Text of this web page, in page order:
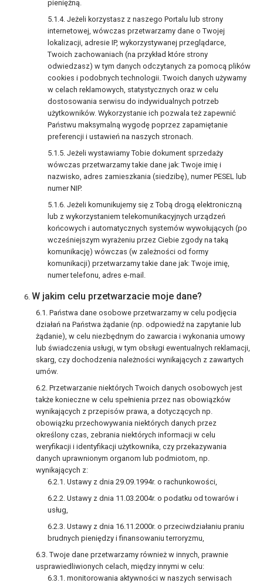
pieniężną.
Jeżeli korzystasz z naszego Portalu lub strony
internetowej, wówczas przetwarzamy dane o Twojej
lokalizacji, adresie IP, wykorzystywanej przeglądarce,
Twoich zachowaniach (na przykład które strony
odwiedzasz) w tym danych odczytanych za pomocą plików
cookies i podobnych technologii. Twoich danych używamy
w celach reklamowych, statystycznych oraz w celu
dostosowania serwisu do indywidualnych potrzeb
użytkowników. Wykorzystanie ich pozwala też zapewnić
Państwu maksymalną wygodę poprzez zapamiętanie
preferencji i ustawień na naszych stronach.
Jeżeli wystawiamy Tobie dokument sprzedaży
wówczas przetwarzamy takie dane jak: Twoje imię i
nazwisko, adres zamieszkania (siedzibę), numer PESEL lub
numer NIP.
Jeżeli komunikujemy się z Tobą drogą elektroniczną
lub z wykorzystaniem telekomunikacyjnych urządzeń
końcowych i automatycznych systemów wywołujących (po
wcześniejszym wyrażeniu przez Ciebie zgody na taką
komunikację) wówczas (w zależności od formy
komunikacji) przetwarzamy takie dane jak: Twoje imię,
numer telefonu, adres e-mail.
W jakim celu przetwarzacie moje dane?
Państwa dane osobowe przetwarzamy w celu podjęcia
działań na Państwa żądanie (np. odpowiedź na zapytanie lub
żądanie), w celu niezbędnym do zawarcia i wykonania umowy
lub świadczenia usługi, w tym obsługi ewentualnych reklamacji,
skarg, czy dochodzenia należności wynikających z zawartych
umów.
Przetwarzanie niektórych Twoich danych osobowych jest
także konieczne w celu spełnienia przez nas obowiązków
wynikających z przepisów prawa, a dotyczących np.
obowiązku przechowywania niektórych danych przez
określony czas, zebrania niektórych informacji w celu
weryfikacji i identyfikacji użytkownika, czy przekazywania
danych uprawnionym organom lub podmiotom, np.
wynikających z:
Ustawy z dnia 29.09.1994r. o rachunkowości,
Ustawy z dnia 11.03.2004r. o podatku od towarów i
usług,
Ustawy z dnia 16.11.2000r. o przeciwdziałaniu praniu
brudnych pieniędzy i finansowaniu terroryzmu,
Twoje dane przetwarzamy również w innych, prawnie
usprawiedliwionych celach, między innymi w celu:
monitorowania aktywności w naszych serwisach